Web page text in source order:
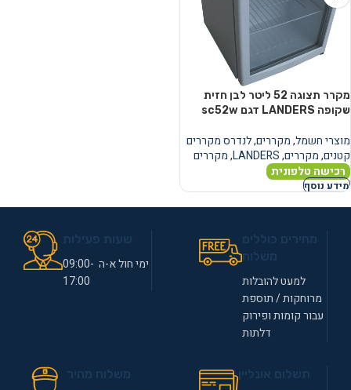
מקרר תצוגה ‏52 ‏ליטר לבן חזית
שקופה LANDERS דגם sc52w
מוצרי חשמל,מקררים,לנדרס מקררים
קטנים,מקררים,
LANDERS
,מקררים
רכישה טלפונית
מידע נוסף
למעט להובלות
מרוחקות / תוספת
עבור קומות ופירוק
דלתות
ימי חול א-ה 09:00-
17:00